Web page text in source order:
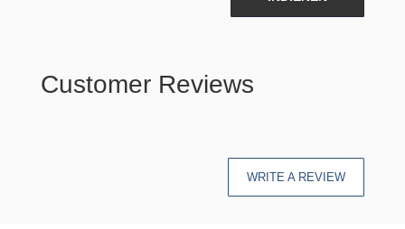
Customer Reviews
WRITE A REVIEW